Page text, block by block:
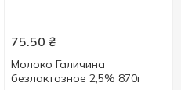
75.50 ₴
Молоко Галичина
безлактозное 2,5% 870г